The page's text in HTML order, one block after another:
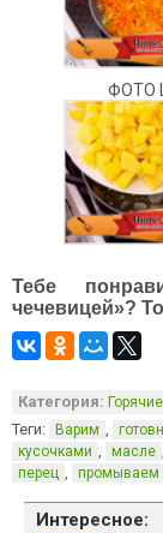
ФОТО
Тебе
чечевицей»?
Категория:
Теги: Варим ,
кусочками , масле ,
перец , промываем
Интересное: